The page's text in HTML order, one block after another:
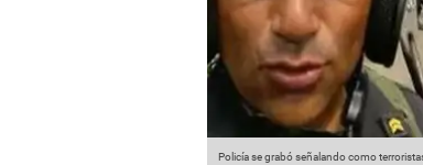
Policía se grabó señalando como